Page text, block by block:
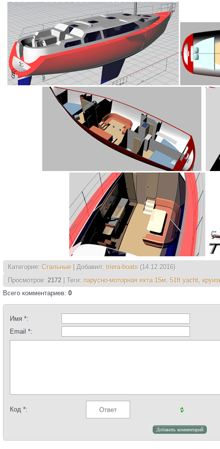
Категория: Стальные Добавил: triera-boats (14.12.2016)
Просмотров: 2172 Теги: парусно-моторная яхта 15м, 51ft yacht,
Всего комментариев: 0
Имя *:
Email *:
Код *: